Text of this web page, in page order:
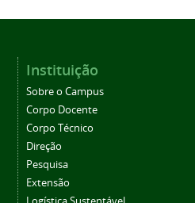
Instituição
Sobre o Campus
Corpo Docente
Corpo Técnico
Direção
Pesquisa
Extensão